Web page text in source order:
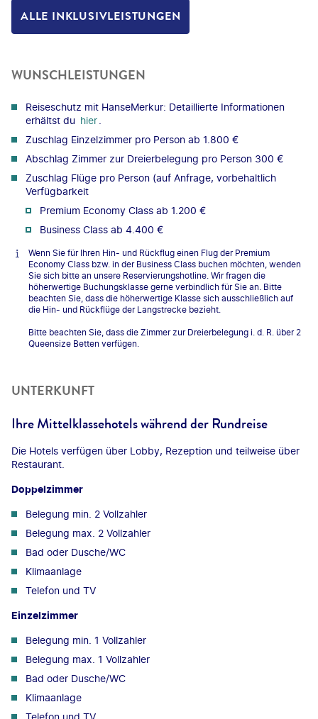
ALLE INKLUSIVLEISTUNGEN
WUNSCHLEISTUNGEN
Reiseschutz mit HanseMerkur: Detaillierte Informationen
erhältst du hier
Zuschlag Einzelzimmer pro Person ab 1.800 €
Abschlag Zimmer zur Dreierbelegung pro Person 300 €
Zuschlag Flüge pro Person (auf Anfrage, vorbehaltlich
Verfügbarkeit
Premium Economy Class ab 1.200 €
Business Class ab 4.400 €
Wenn Sie für Ihren Hin- und Rückflug einen Flug der Premium
Economy Class bzw. in der Business Class buchen möchten, wenden
Sie sich bitte an unsere Reservierungshotline. Wir fragen die
höherwertige Buchungsklasse gerne verbindlich für Sie an. Bitte
beachten Sie, dass die höherwertige Klasse sich ausschließlich auf
die Hin- und Rückflüge der Langstrecke bezieht.
Bitte beachten Sie, dass die Zimmer zur Dreierbelegung i. d. R. über 2
Queensize Betten verfügen.
UNTERKUNFT
Ihre Mittelklassehotels während der Rundreise
Die Hotels verfügen über Lobby, Rezeption und teilweise über
Restaurant.
Doppelzimmer
Belegung min. 2 Vollzahler
Belegung max. 2 Vollzahler
Bad oder Dusche/WC
Klimaanlage
Telefon und TV
Einzelzimmer
Belegung min. 1 Vollzahler
Belegung max. 1 Vollzahler
Bad oder Dusche/WC
Klimaanlage
Telefon und TV